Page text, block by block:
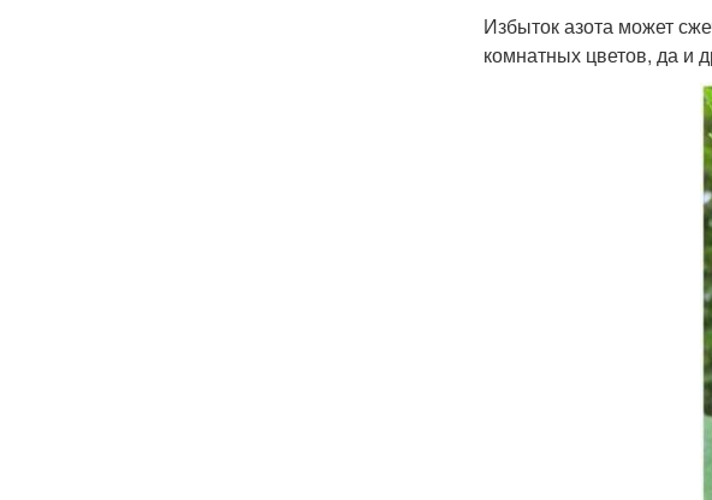
Избыток азота может
комнатных цветов, да и